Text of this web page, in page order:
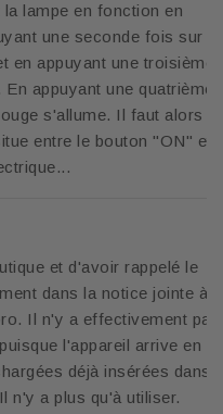
la lampe en fonction en
une seconde fois sur le
en appuyant une troisième
appuyant une quatrième
s'allume. Il faut alors
entre le bouton "ON" et
et d'avoir rappelé le
dans la notice jointe à
Il n'y a effectivement pas
l'appareil arrive en
déjà insérées dans
n'y a plus qu'à utiliser.